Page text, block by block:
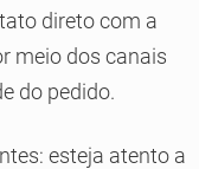
direto com a
meio dos canais
do pedido.
esteja atento a